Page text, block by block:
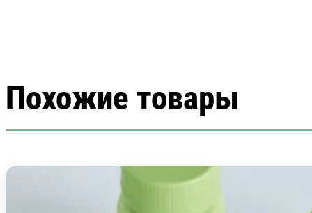
Похожие товары